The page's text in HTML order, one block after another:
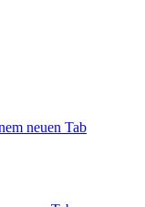
neuen Tab